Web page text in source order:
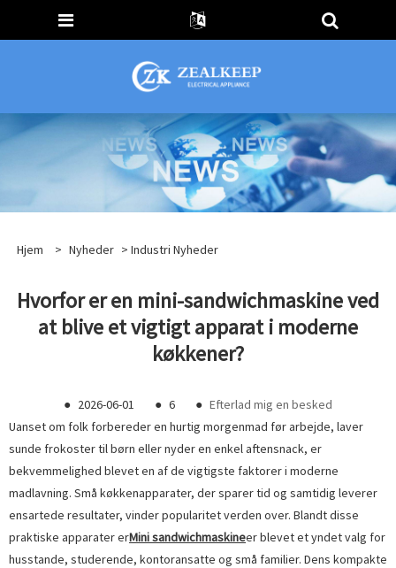
Hjem > Nyheder > Industri Nyheder
Hvorfor er en mini-sandwichmaskine ved
at blive et vigtigt apparat i moderne
køkkener?
● 2026-06-01 ● 6 ● Efterlad mig en besked
Uanset om folk forbereder en hurtig morgenmad før arbejde, laver
sunde frokoster til børn eller nyder en enkel aftensnack, er
bekvemmelighed blevet en af ​​de vigtigste faktorer i moderne
madlavning. Små køkkenapparater, der sparer tid og samtidig leverer
ensartede resultater, vinder popularitet verden over. Blandt disse
praktiske apparater erMini sandwichmaskineer blevet et yndet valg for
husstande, studerende, kontoransatte og små familier. Dens kompakte